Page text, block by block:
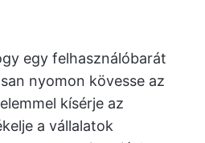
egy felhasználóbarát
nyomon kövesse az
kísérje az
a vállalatok